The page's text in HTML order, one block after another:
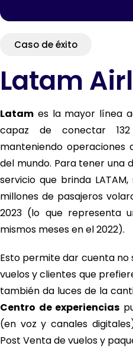
Caso de éxito
Latam
Latam es la mayor línea
capaz de conectar
manteniendo operaciones
del mundo. Para tener una
servicio que brinda
millones de pasajeros
2023 (lo que representa
mismos meses en el 2022).
Esto permite dar cuenta
vuelos y clientes que
también da luces de la
Centro de experiencias
(en voz y canales
Post Venta de vuelos y